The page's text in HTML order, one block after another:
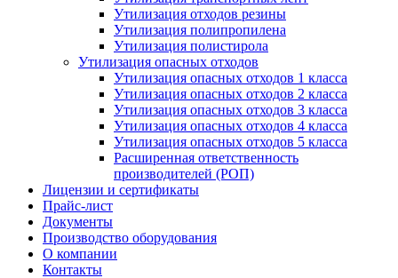
Утилизация отходов резины
Утилизация полипропилена
Утилизация полистирола
Утилизация опасных отходов
Утилизация опасных отходов 1 класса
Утилизация опасных отходов 2 класса
Утилизация опасных отходов 3 класса
Утилизация опасных отходов 4 класса
Утилизация опасных отходов 5 класса
Расширенная ответственность
производителей (РОП)
Лицензии и сертификаты
Прайс-лист
Документы
Производство оборудования
О компании
Контакты